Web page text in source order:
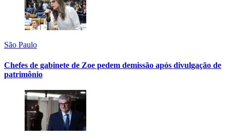
São Paulo
Chefes de gabinete de Zoe pedem demissão após divulgação de
patrimônio